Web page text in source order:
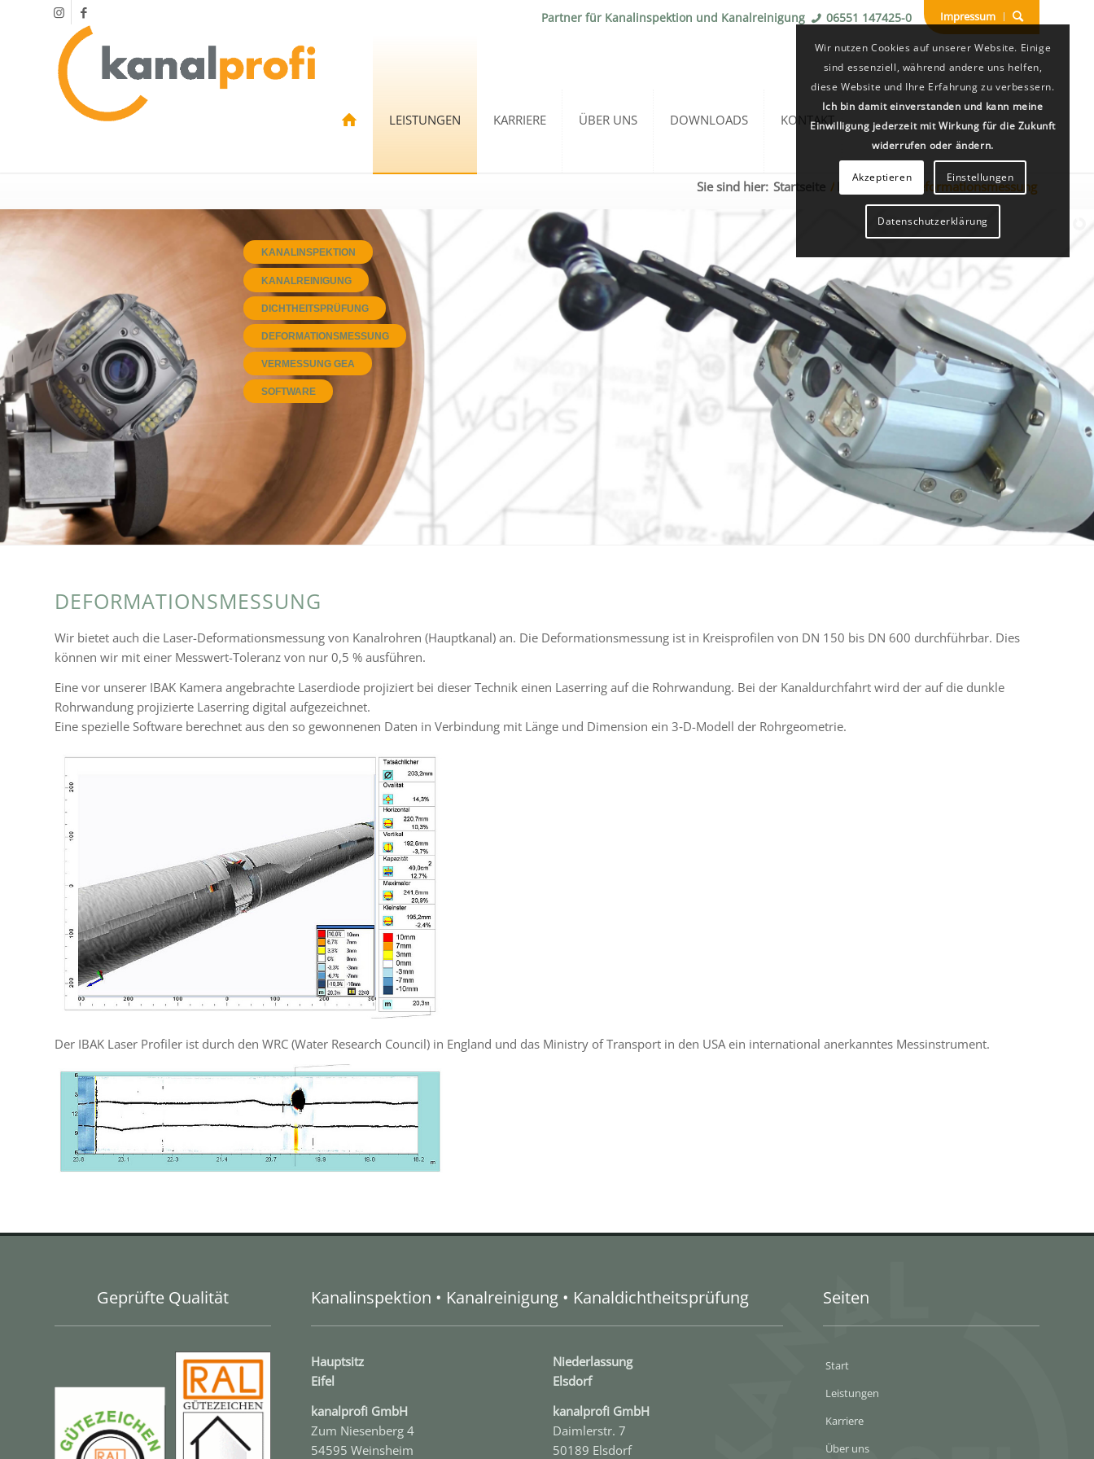
Impressum
Partner für Kanalinspektion und Kanalreinigung 06551 147425-0
LEISTUNGEN KARRIERE ÜBER UNS DOWNLOADS KONTAKT
Sie sind hier: Startseite / Leistungen Deformationsmessung
DEFORMATIONSMESSUNG
DICHTHEITSPRÜFUNG
KANALREINIGUNG
KANALINSPEKTION
VERMESSUNG GEA
SOFTWARE
DEFORMATIONSMESSUNG
Wir bietet auch die Laser-Deformationsmessung von Kanalrohren (Hauptkanal) an. Die Deformationsmessung ist in Kreisprofilen von DN 150 bis DN 600 durch­führ­bar. Dies
können wir mit einer Messwert-Toleranz von nur 0,5 % ausfüh­ren.
Eine vor unse­rer IBAK Kamera ange­brachte Laserdiode proji­ziert bei dieser Technik einen Laserring auf die Rohrwandung. Bei der Kanaldurchfahrt wird der auf die dunkle
Rohrwandung proji­zierte Laserring digi­tal aufge­zeich­net.
Eine spezi­elle Software berech­net aus den so gewon­ne­nen Daten in Verbindung mit Länge und Dimension ein 3‑D-Modell der Rohrgeometrie.
Der IBAK Laser Profiler ist durch den WRC (Water Research Council) in England und das Ministry of Transport in den USA ein inter­na­tio­nal aner­kann­tes Messinstrument.
Geprüfte Qualität Kanalinspektion • Kanalreinigung • Kanaldichtheitsprüfung
Hauptsitz
Eifel
kanal­profi GmbH
Zum Niesenberg 4
54595 Weinsheim
Niederlassung
Elsdorf
kanal­profi GmbH
Daimlerstr. 7
50189 Elsdorf
Seiten
Start
Leistungen
Karriere
Über uns
Wir nutzen Cookies auf unserer Website. Einige
sind essenziell, während andere uns helfen,
diese Website und Ihre Erfahrung zu verbessern.
Ich bin damit einverstanden und kann meine
Einwilligung jederzeit mit Wirkung für die Zukunft
widerrufen oder ändern.
Akzeptieren Einstellungen
Datenschutzerklärung